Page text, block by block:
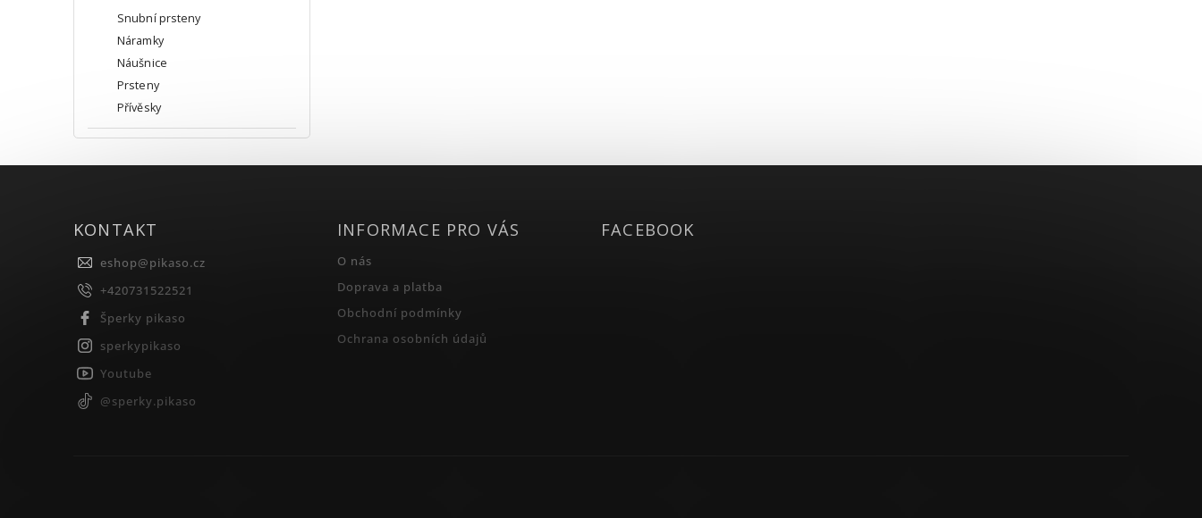
Snubní prsteny
Náramky
Náušnice
Prsteny
Přívěsky
KONTAKT
eshop@pikaso.cz
+420731522521
Šperky pikaso
sperkypikaso
Youtube
@sperky.pikaso
INFORMACE PRO VÁS
O nás
Doprava a platba
Obchodní podmínky
Ochrana osobních údajů
FACEBOOK